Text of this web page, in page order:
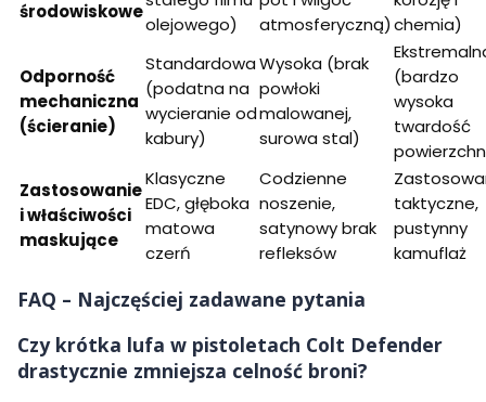
środowiskowe
olejowego)
atmosferyczną)chemia)
Odporność
mechaniczna
(ścieranie)
Standardowa
(podatna na
wycieranie od
kabury)
Wysoka (brak
powłoki
malowanej,
surowa stal)
(bardzo
wysoka
twardość
Zastosowanie
i właściwości
maskujące
Klasyczne
EDC, głęboka
matowa
czerń
Codzienne
noszenie,
satynowy brak
refleksów
taktyczne,
pustynny
kamuflaż
FAQ – Najczęściej zadawane pytania
Czy krótka lufa w pistoletach Colt Defender
drastycznie zmniejsza celność broni?